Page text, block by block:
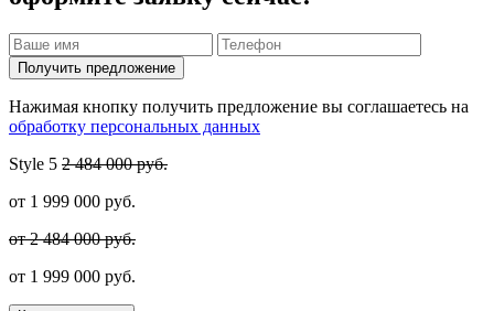
Получить предложение
Нажимая кнопку получить предложение вы соглашаетесь на
обработку персональных данных
Style 5 2 484 000 руб.
от 1 999 000 руб.
от 2 484 000 руб.
от 1 999 000 руб.